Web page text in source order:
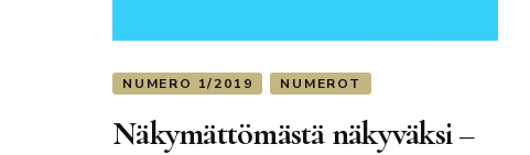
NUMERO 1/2019 NUMEROT
Näkymättömästä näkyväksi –